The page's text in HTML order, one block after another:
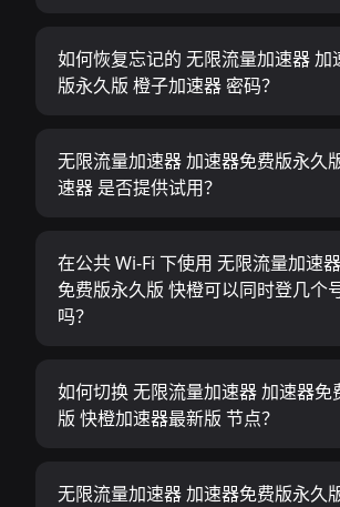
如何恢复忘记的 无限流量加速器 加
版永久版 橙子加速器 密码？
无限流量加速器 加速器免费版永久
速器 是否提供试用？
在公共 Wi-Fi 下使用 无限流量加速
免费版永久版 快橙可以同时登几个
吗？
如何切换 无限流量加速器 加速器免
版 快橙加速器最新版 节点？
无限流量加速器 加速器免费版永久